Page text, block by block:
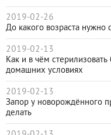
2019-02-26
До какого возраста нужно
2019-02-13
Как и в чём
домашних условиях
2019-02-13
Запор у новорождённого
делать